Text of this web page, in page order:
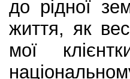
до рідної
життя, як
мої